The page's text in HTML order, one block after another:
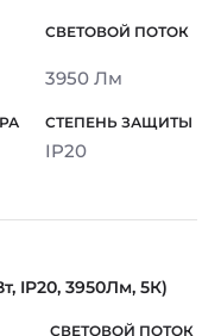
3950 Лм
IP20
IP20, 3950Лм, 5К)